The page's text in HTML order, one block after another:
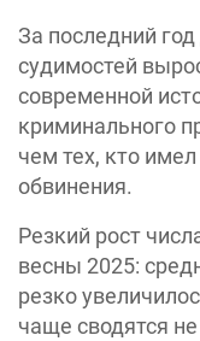
За последний
судимостей
современной
криминального
чем тех, кто
обвинения.
Резкий рост
весны 2025:
резко
чаще сводятся